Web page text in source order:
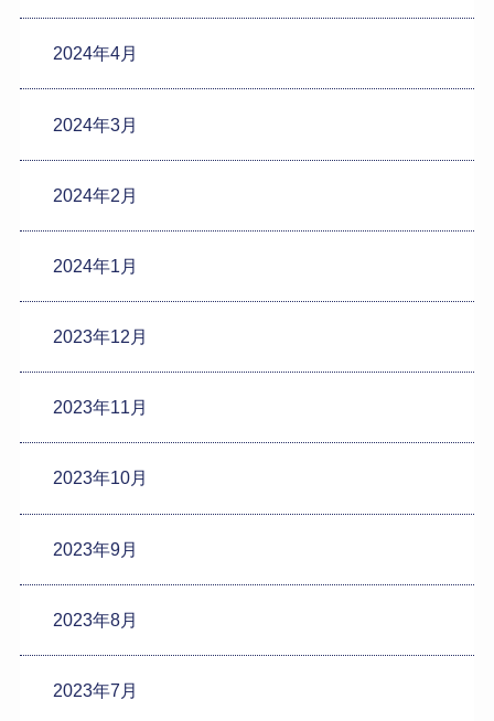
2024年4月
2024年3月
2024年2月
2024年1月
2023年12月
2023年11月
2023年10月
2023年9月
2023年8月
2023年7月